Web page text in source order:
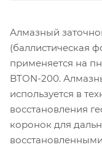
Алмазный
(баллистическая
применяется на
BTON-200.
используется в
восстановления
коронок для